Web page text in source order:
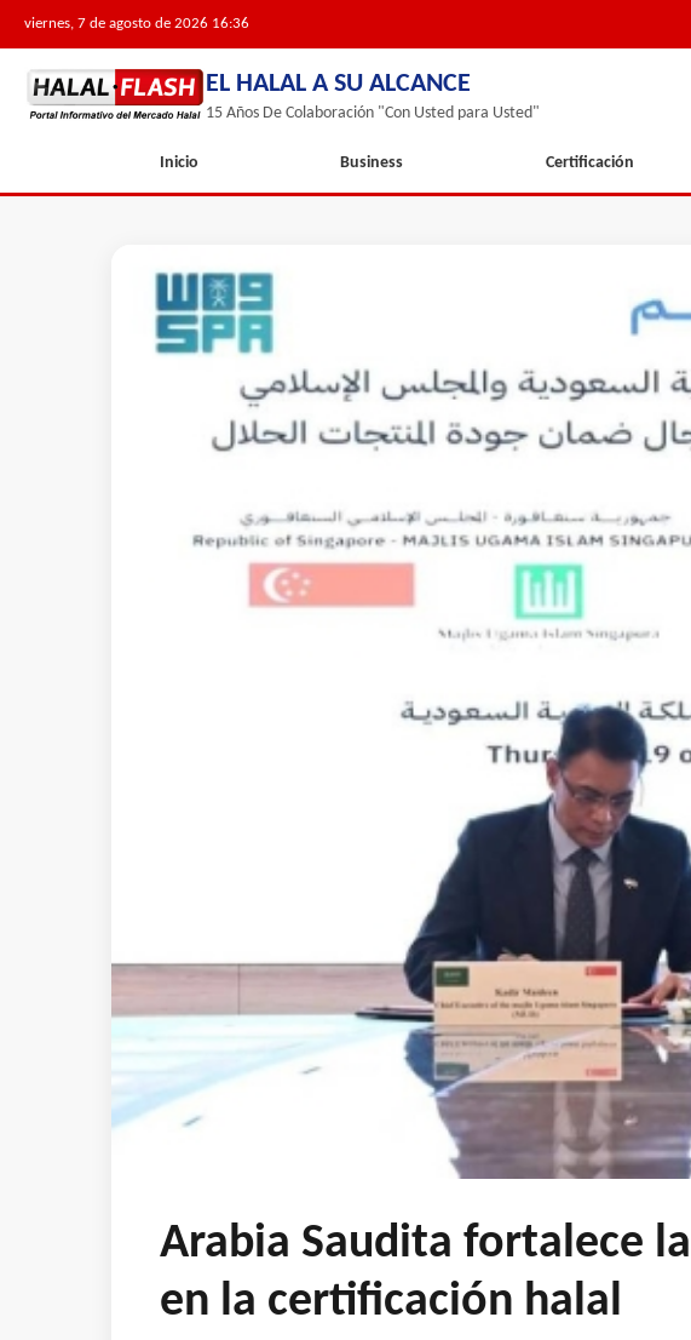
viernes, 7 de agosto de 2026 16:36
EL HALAL A SU ALCANCE
15 Años De Colaboración "Con Usted para Usted"
Inicio Business Certificación
Arabia Saudita fortalece
en la certificación halal